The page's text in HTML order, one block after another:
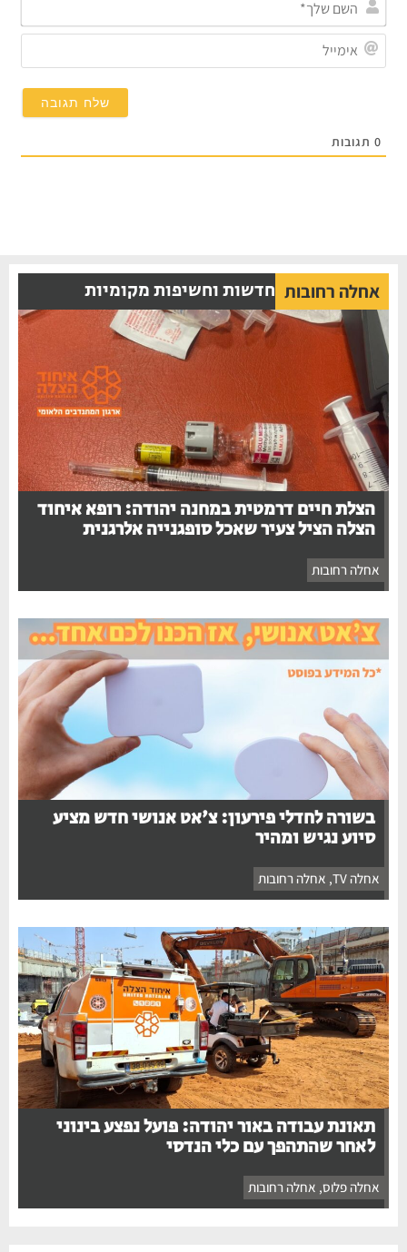
אימייל
תגובות
אחלה רחובות חדשות וחשיפות מקומיות
הצלת חיים דרמטית במחנה יהודה: רופא איחוד
הצלה הציל צעיר שאכל סופגנייה אלרגנית
אחלה רחובות
בשורה לחדלי פירעון: צ'אט אנושי חדש מציע
סיוע נגיש ומהיר
אחלה TV ,אחלה רחובות
תאונת עבודה באור יהודה: פועל נפצע בינוני
לאחר שהתהפך עם כלי הנדסי
אחלה פלוס ,אחלה רחובות